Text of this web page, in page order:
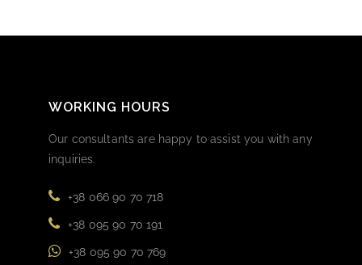
WORKING HOURS
Our consultants are happy to assist you with any
inquiries.
+38 066 90 70 718
+38 095 90 70 191
+38 095 90 70 769